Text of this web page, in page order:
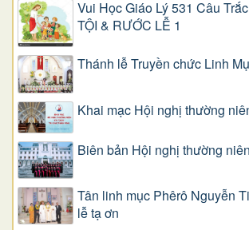
Vui Học Giáo Lý 531 Câu
TỘI & RƯỚC LỄ 1
Thánh lễ Truyền chức Linh
Khai mạc Hội nghị thường
Biên bản Hội nghị thường
Tân linh mục Phêrô Nguyễn
lễ tạ ơn